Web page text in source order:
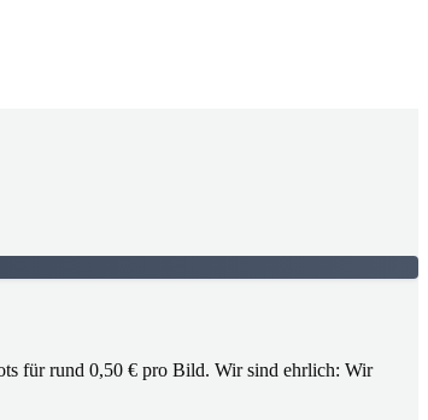
für rund 0,50 € pro Bild. Wir sind ehrlich: Wir